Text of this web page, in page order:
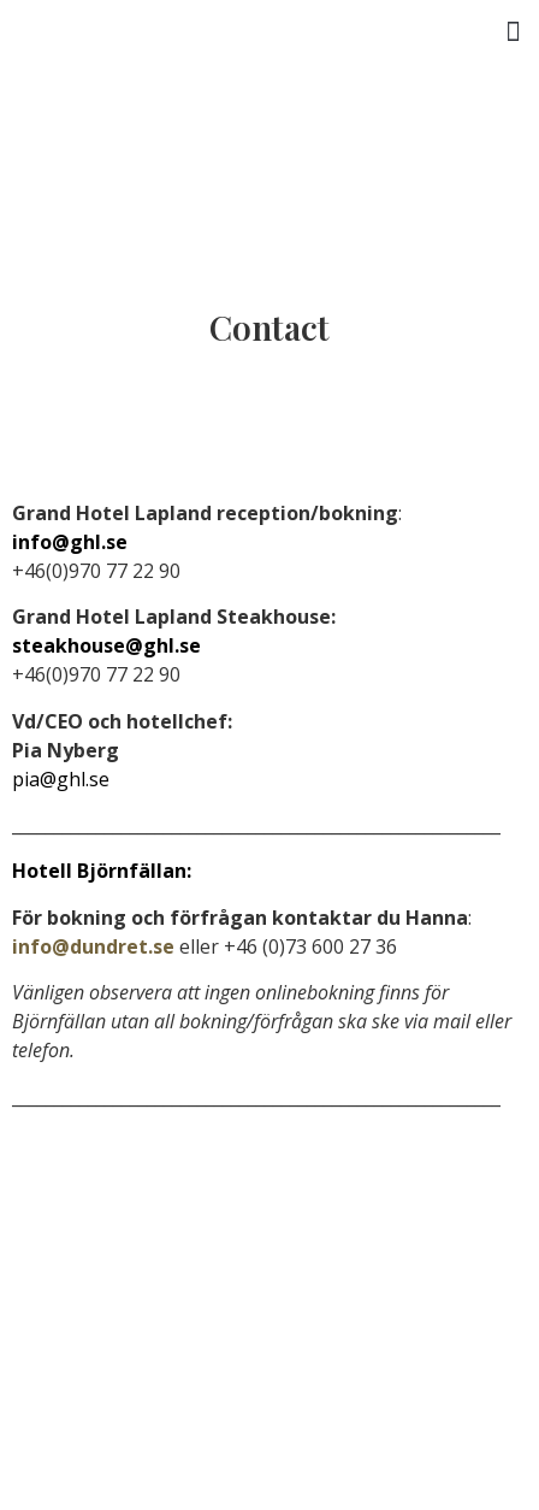
Contact
Grand Hotel Lapland reception/bokning:
info@ghl.se
+46(0)970 77 22 90
Grand Hotel Lapland Steakhouse:
steakhouse@ghl.se
+46(0)970 77 22 90
Vd/CEO och hotellchef:
Pia Nyberg
pia@ghl.se
Hotell Björnfällan:
För bokning och förfrågan kontaktar du Hanna:
info@dundret.se eller +46 (0)73 600 27 36
Vänligen observera att ingen onlinebokning finns för
Björnfällan utan all bokning/förfrågan ska ske via mail eller
telefon.